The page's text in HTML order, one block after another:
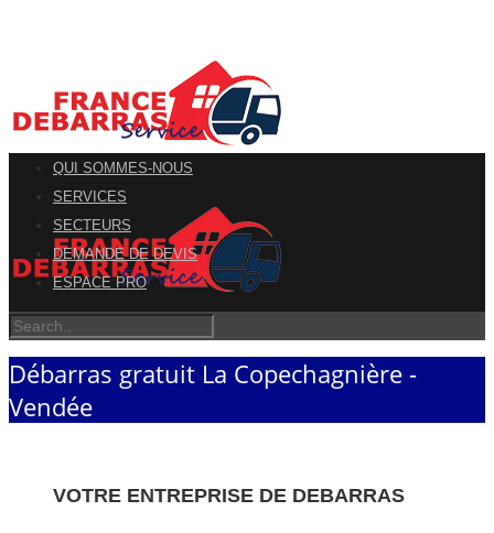
QUI SOMMES-NOUS
SERVICES
SECTEURS
DEMANDE DE DEVIS
ESPACE PRO
Débarras gratuit La Copechagnière -
Vendée
VOTRE ENTREPRISE DE DEBARRAS